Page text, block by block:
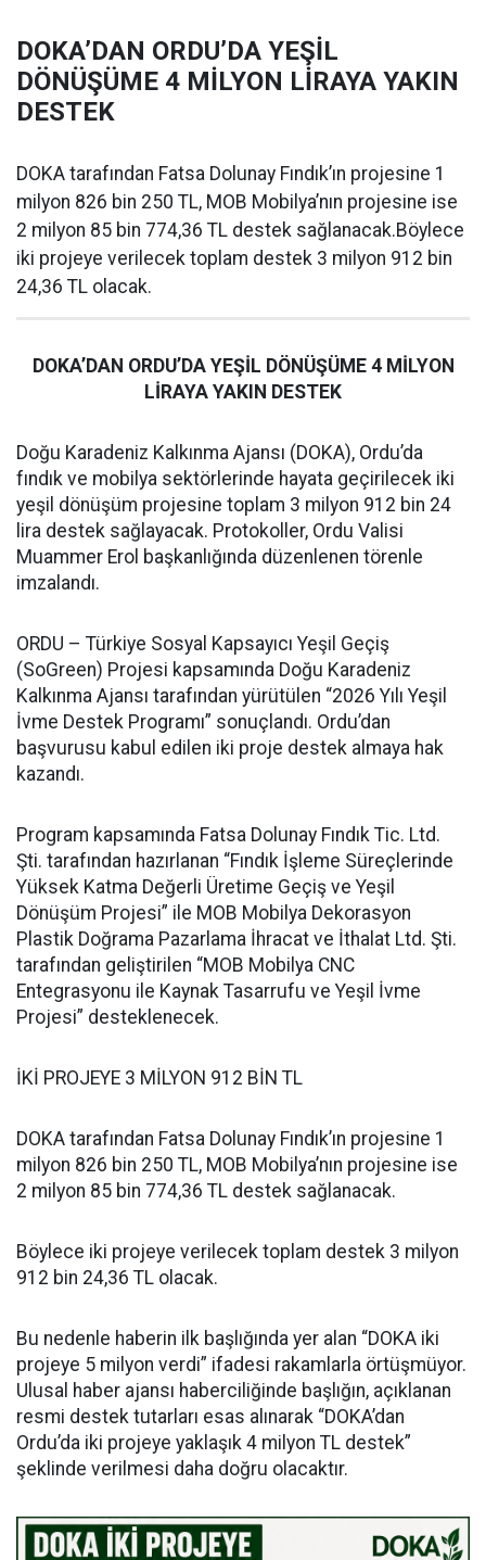
DOKA’DAN ORDU’DA YEŞİL
DÖNÜŞÜME 4 MİLYON LİRAYA YAKIN
DESTEK
DOKA tarafından Fatsa Dolunay Fındık’ın projesine 1
milyon 826 bin 250 TL, MOB Mobilya’nın projesine ise
2 milyon 85 bin 774,36 TL destek sağlanacak.Böylece
iki projeye verilecek toplam destek 3 milyon 912 bin
24,36 TL olacak.
DOKA’DAN ORDU’DA YEŞİL DÖNÜŞÜME 4 MİLYON
LİRAYA YAKIN DESTEK
Doğu Karadeniz Kalkınma Ajansı (DOKA), Ordu’da
fındık ve mobilya sektörlerinde hayata geçirilecek iki
yeşil dönüşüm projesine toplam 3 milyon 912 bin 24
lira destek sağlayacak. Protokoller, Ordu Valisi
Muammer Erol başkanlığında düzenlenen törenle
imzalandı.
ORDU – Türkiye Sosyal Kapsayıcı Yeşil Geçiş
(SoGreen) Projesi kapsamında Doğu Karadeniz
Kalkınma Ajansı tarafından yürütülen “2026 Yılı Yeşil
İvme Destek Programı” sonuçlandı. Ordu’dan
başvurusu kabul edilen iki proje destek almaya hak
kazandı.
Program kapsamında Fatsa Dolunay Fındık Tic. Ltd.
Şti. tarafından hazırlanan “Fındık İşleme Süreçlerinde
Yüksek Katma Değerli Üretime Geçiş ve Yeşil
Dönüşüm Projesi” ile MOB Mobilya Dekorasyon
Plastik Doğrama Pazarlama İhracat ve İthalat Ltd. Şti.
tarafından geliştirilen “MOB Mobilya CNC
Entegrasyonu ile Kaynak Tasarrufu ve Yeşil İvme
Projesi” desteklenecek.
İKİ PROJEYE 3 MİLYON 912 BİN TL
DOKA tarafından Fatsa Dolunay Fındık’ın projesine 1
milyon 826 bin 250 TL, MOB Mobilya’nın projesine ise
2 milyon 85 bin 774,36 TL destek sağlanacak.
Böylece iki projeye verilecek toplam destek 3 milyon
912 bin 24,36 TL olacak.
Bu nedenle haberin ilk başlığında yer alan “DOKA iki
projeye 5 milyon verdi” ifadesi rakamlarla örtüşmüyor.
Ulusal haber ajansı haberciliğinde başlığın, açıklanan
resmi destek tutarları esas alınarak “DOKA’dan
Ordu’da iki projeye yaklaşık 4 milyon TL destek”
şeklinde verilmesi daha doğru olacaktır.